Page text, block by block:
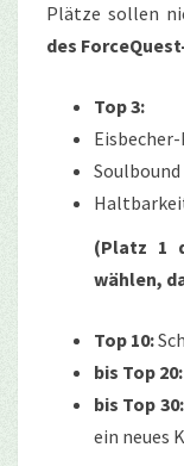
Plätze sollen
des
Top 3:
Soulbound
(Platz 1
wählen,
Top 10:
bis Top 20:
bis Top 30:
ein neues